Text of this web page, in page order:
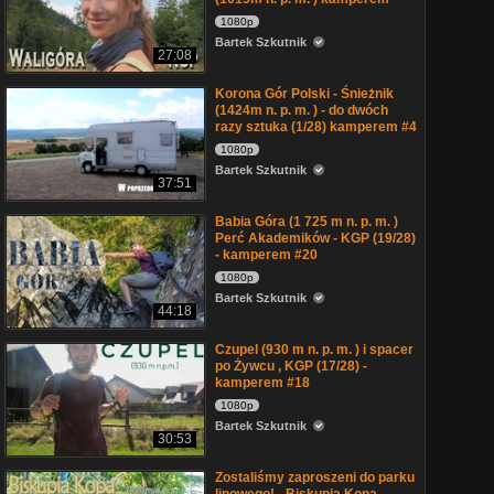
27:08
1080p
Bartek Szkutnik
37:51
Korona Gór Polski - Śnieżnik
(1424m n. p. m. ) - do dwóch
razy sztuka (1/28) kamperem #4
1080p
Bartek Szkutnik
44:18
Babia Góra (1 725 m n. p. m. )
Perć Akademików - KGP (19/28)
- kamperem #20
1080p
Bartek Szkutnik
30:53
Czupel (930 m n. p. m. ) i spacer
po Żywcu , KGP (17/28) -
kamperem #18
1080p
Bartek Szkutnik
Zostaliśmy zaproszeni do parku